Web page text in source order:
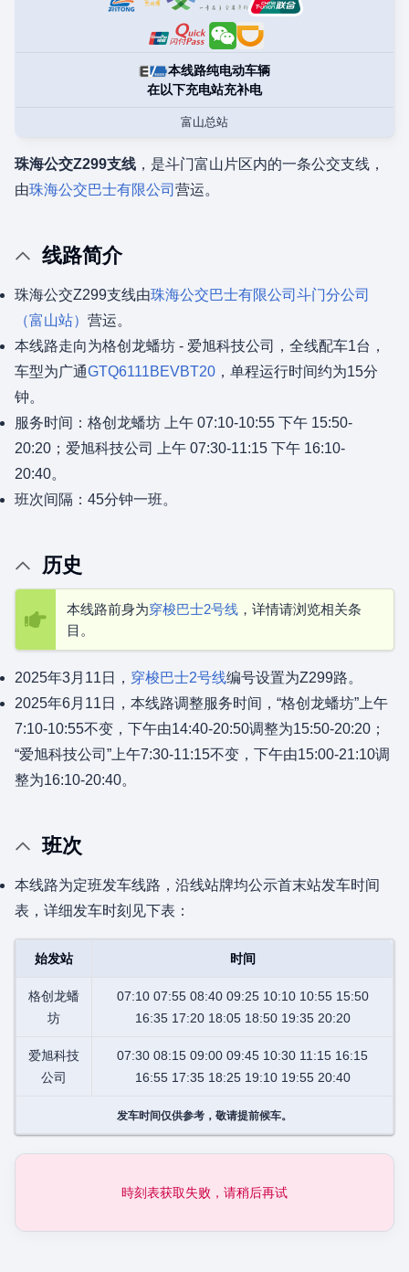
本线路纯电动车辆
在以下充电站充补电
富山总站
珠海公交Z299支线 ，是斗门富山片区内的一条公交支线，
由珠海公交巴士有限公司 营运。
线路简介
珠海公交Z299支线由珠海公交巴士有限公司 斗门分公司
（富山站） 营运。
本线路走向为格创龙蟠坊 - 爱旭科技公司，全线配车1台，
车型为广通GTQ6111BEVBT20 ，单程运行时间约为15分
钟。
服务时间：格创龙蟠坊 上午 07:10-10:55 下午 15:50-
20:20；爱旭科技公司 上午 07:30-11:15 下午 16:10-
20:40。
班次间隔：45分钟一班。
历史
本线路前身为穿梭巴士2号线 ，详情请浏览相关条
目。
2025年3月11日， 穿梭巴士2号线编号设置为Z299路。
2025年6月11日，本线路调整服务时间，“格创龙蟠坊”上午
7:10-10:55不变，下午由14:40-20:50调整为15:50-20:20；
“爱旭科技公司”上午7:30-11:15不变，下午由15:00-21:10调
整为16:10-20:40。
班次
本线路为定班发车线路，沿线站牌均公示首末站发车时间
表，详细发车时刻见下表：
始发站 时间
格创龙蟠
坊
07:10 07:55 08:40 09:25 10:10 10:55 15:50
16:35 17:20 18:05 18:50 19:35 20:20
爱旭科技
公司
07:30 08:15 09:00 09:45 10:30 11:15 16:15
16:55 17:35 18:25 19:10 19:55 20:40
发车时间仅供参考，敬请提前候车。
時刻表获取失败，请稍后再试